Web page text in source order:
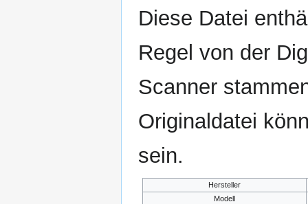
Diese Datei
Regel von der
Scanner
Originaldatei
sein.
Hersteller
Modell